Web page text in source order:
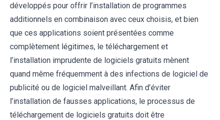
développés pour offrir l’installation de programmes
additionnels en combinaison avec ceux choisis, et bien
que ces applications soient présentées comme
complètement légitimes, le téléchargement et
l’installation imprudente de logiciels gratuits mènent
quand même fréquemment à des infections de logiciel de
publicité ou de logiciel malveillant. Afin d’éviter
l’installation de fausses applications, le processus de
téléchargement de logiciels gratuits doit être